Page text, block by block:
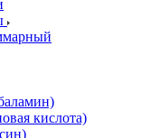
кислота)